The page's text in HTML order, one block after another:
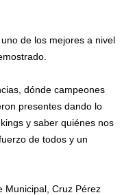
de los mejores a nivel
dónde campeones
presentes dando lo
y saber quiénes nos
de todos y un
Municipal, Cruz Pérez